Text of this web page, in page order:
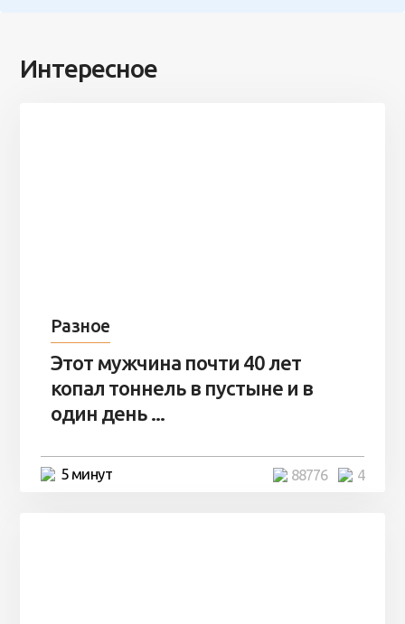
Интересное
Разное
Этот мужчина почти 40 лет
копал тоннель в пустыне и в
один день ...
5 минут 4
88776